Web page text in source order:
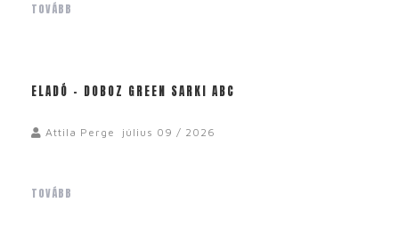
TOVÁBB
ELADÓ – DOBOZ GREEN SARKI ABC
Attila Perge július 09 / 2026
TOVÁBB